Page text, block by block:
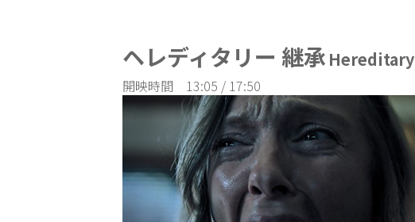
ヘレディタリー 継承 Hereditary
開映時間 13:05 / 17:50